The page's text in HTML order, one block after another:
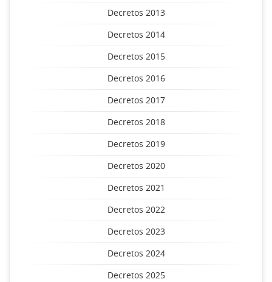
Decretos 2013
Decretos 2014
Decretos 2015
Decretos 2016
Decretos 2017
Decretos 2018
Decretos 2019
Decretos 2020
Decretos 2021
Decretos 2022
Decretos 2023
Decretos 2024
Decretos 2025